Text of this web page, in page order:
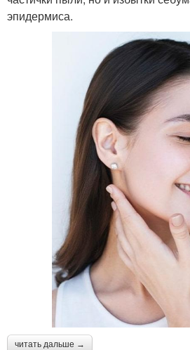
эпидермиса.
читать дальше →